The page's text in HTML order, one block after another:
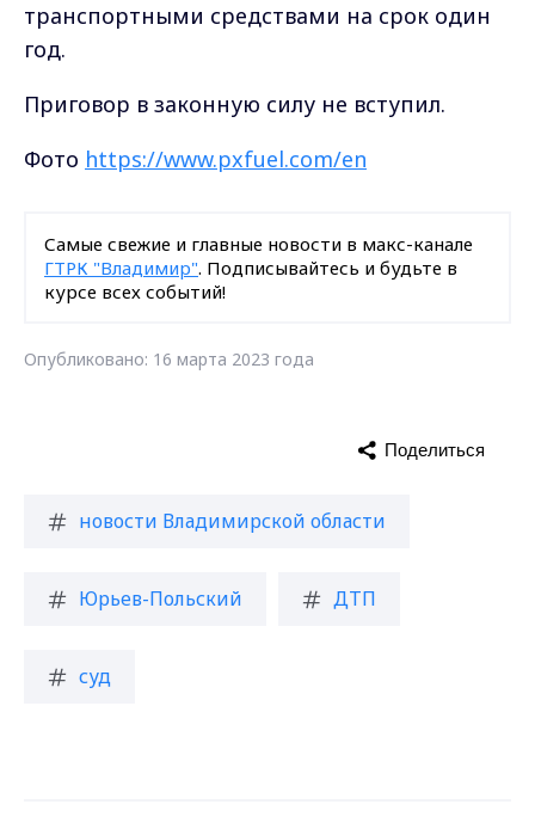
транспортными средствами на срок один
год.
Приговор в законную силу не вступил.
Фото https://www.pxfuel.com/en
Самые свежие и главные новости в макс-канале
ГТРК "Владимир". Подписывайтесь и будьте в
курсе всех событий!
Опубликовано: 16 марта 2023 года
новости Владимирской области
Юрьев-Польский ДТП
суд
Поделиться